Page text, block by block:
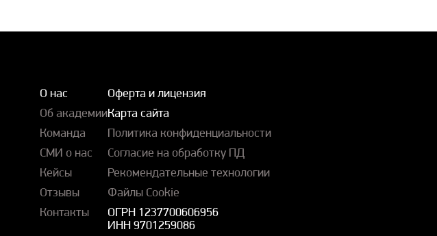
О нас
Об академии
Команда
СМИ о нас
Кейсы
Отзывы
Контакты
Оферта и лицензия
Карта сайта
Политика конфиденциальности
Согласие на обработку ПД
Рекомендательные технологии
Файлы Cookie
ОГРН 1237700606956
ИНН 9701259086